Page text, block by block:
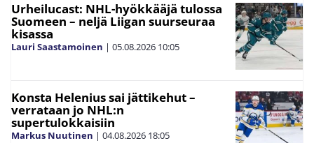
Urheilucast: NHL-hyökkääjä tulossa
Suomeen – neljä Liigan suurseuraa
kisassa
Lauri Saastamoinen | 05.08.2026 10:05
Konsta Helenius sai jättikehut –
verrataan jo NHL:n
supertulokkaisiin
Markus Nuutinen | 04.08.2026 18:05